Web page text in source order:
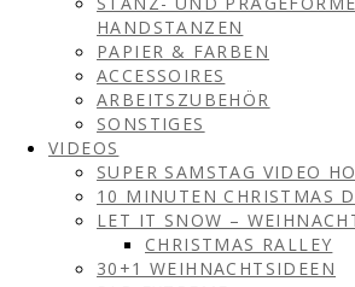
HANDSTANZEN
PAPIER & FARBEN
ACCESSOIRES
ARBEITSZUBEHÖR
SONSTIGES
VIDEOS
SUPER SAMSTAG VIDEO
10 MINUTEN CHRISTMAS
LET IT SNOW –
CHRISTMAS RALLEY
30+1 WEIHNACHTSIDEEN